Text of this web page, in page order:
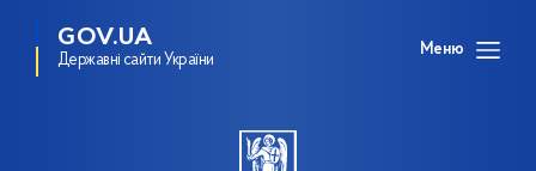
GOV.UA
Державні сайти України
Меню